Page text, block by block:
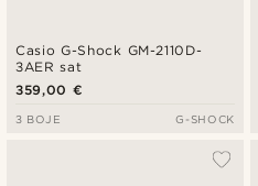
Casio G-Shock GM-2110D-
3AER sat
359,00 €
3 BOJE G-SHOCK